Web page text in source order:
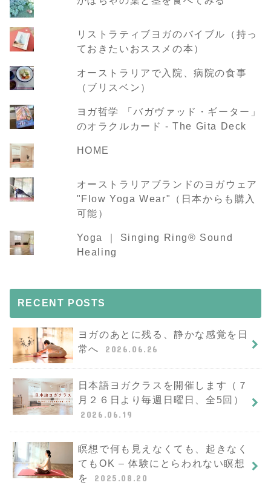
リストラティブヨガのバイブル（持っ
ておきたいおススメの本）
オーストラリアで入院、病院の食事
（ブリスベン）
ヨガ哲学 「バガヴァッド・ギーター」
のオラクルカード - The Gita Deck
HOME
オーストラリアブランドのヨガウェア
"Flow Yoga Wear"（日本からも購入
可能）
Yoga ｜ Singing Ring®︎ Sound
Healing
RECENT POSTS
ヨガのあとに残る、静かな感覚を日
常へ
2026.06.26
日本語ヨガクラスを開催します（７
月２６日より毎週日曜日、全5回）
2026.06.19
瞑想で何も見えなくても、起きなく
てもOK – 体験にとらわれない瞑想
を
2025.08.20